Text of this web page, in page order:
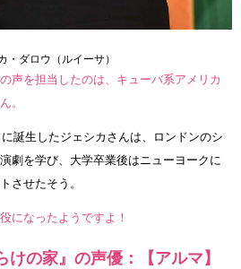
・ダロウ（ルイーサ）
声を担当したのは、キューバ系アメリカ
。
誕生したジェシカさんは、ロンドンのシ
劇を学び、大学卒業後はニューヨークに
させたそう。
になったようですよ！
けの家』の声優：【アルマ】